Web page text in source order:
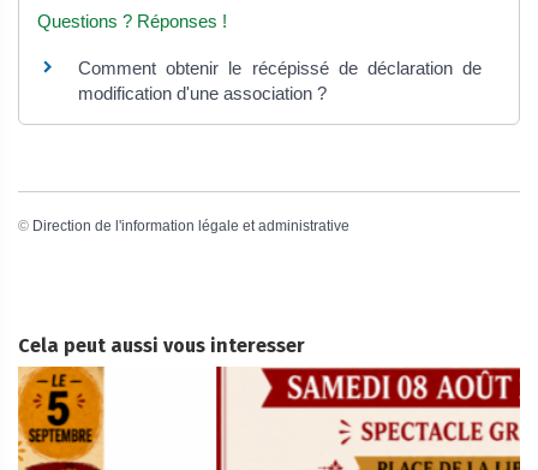
Questions ? Réponses !
Comment obtenir le récépissé de déclaration de
modification d'une association ?
© Direction de l'information légale et administrative
Cela peut aussi vous interesser